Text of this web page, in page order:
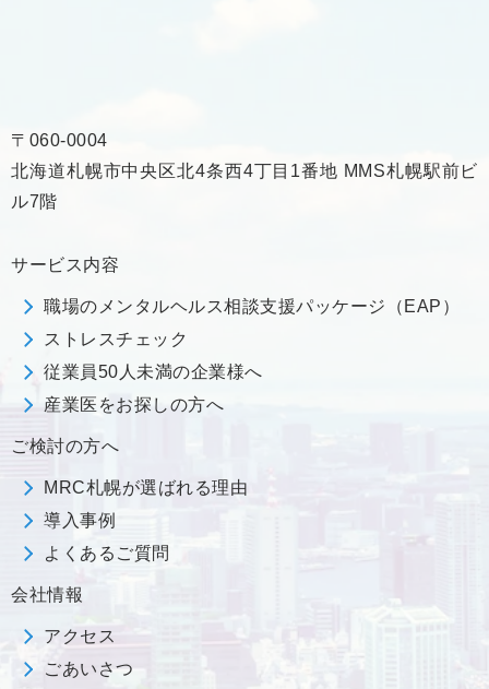
〒060-0004
北海道札幌市中央区北4条西4丁目1番地 MMS札幌駅前ビ
ル7階
サービス内容
職場のメンタルヘルス相談支援パッケージ（EAP）
ストレスチェック
従業員50人未満の企業様へ
産業医をお探しの方へ
ご検討の方へ
MRC札幌が選ばれる理由
導入事例
よくあるご質問
会社情報
アクセス
ごあいさつ